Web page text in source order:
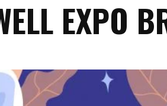
EXPO